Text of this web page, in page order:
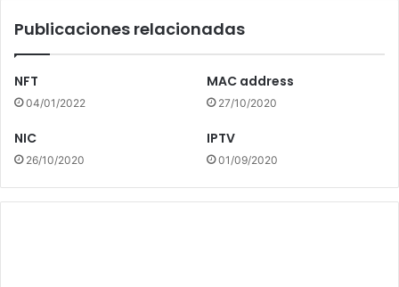
Publicaciones relacionadas
NFT
04/01/2022
MAC address
27/10/2020
NIC
26/10/2020
IPTV
01/09/2020